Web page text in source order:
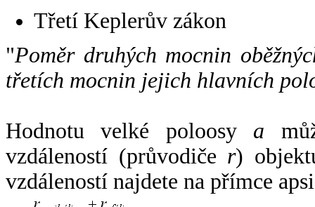
Třetí Keplerův zákon
"Poměr druhých mocnin
třetích mocnin jejich hlavních
Hodnotu velké poloosy a
vzdáleností (průvodiče r)
vzdáleností najdete na přímce